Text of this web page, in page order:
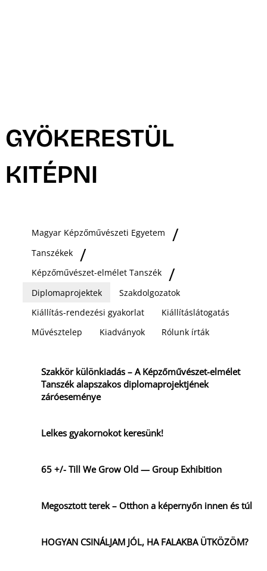
GYÖKERESTÜL
KITÉPNI
Magyar Képzőművészeti Egyetem
Tanszékek
Képzőművészet-elmélet Tanszék
Diplomaprojektek
Szakdolgozatok
Kiállítás-rendezési gyakorlat
Kiállításlátogatás
Művésztelep
Kiadványok Rólunk írták
Szakkör különkiadás – A Képzőművészet-elmélet
Tanszék alapszakos diplomaprojektjének
záróeseménye
Lelkes gyakornokot keresünk!
65 +/- Till We Grow Old — Group Exhibition
Megosztott terek – Otthon a képernyőn innen és túl
HOGYAN CSINÁLJAM JÓL, HA FALAKBA ÜTKÖZÖM?